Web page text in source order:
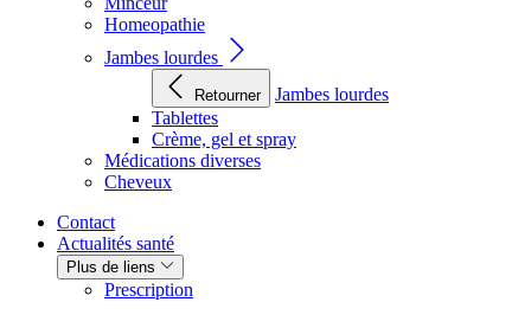
Homeopathie
Jambes lourdes
Retourner
Jambes lourdes
Tablettes
Crème, gel et spray
Médications diverses
Cheveux
Contact
Actualités santé
Plus de liens
Prescription